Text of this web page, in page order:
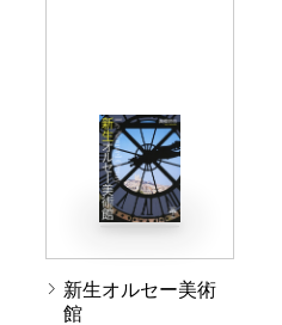
新生オルセー美術
館